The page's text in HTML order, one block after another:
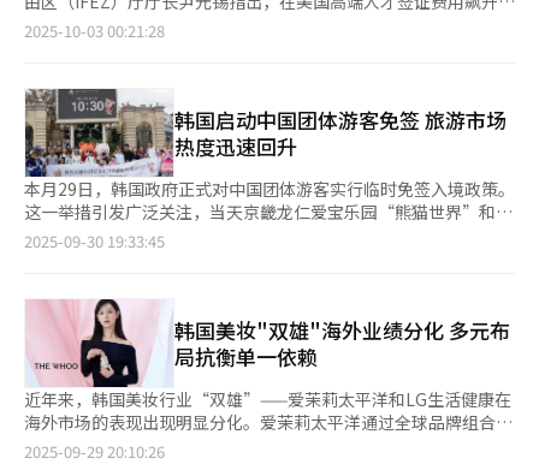
增57.3%至17.0514万辆。业界分析认为，这标志着韩国电动汽车
市场已突破“鸿沟”（Chasm，暂时性需求停滞），步入全面普
25.5%和16.3%。 韩国整车行业计划依托第四季度新车上市及年末
促销活动，全力扭转去年市场低迷态势。业界人士表示：“自特朗
普政府全面实施加征关税政策以来，国内市场的重要性愈发明
显。”
务的盈利基础，并以中国作为核心市场之一，探索中长期增长路
径。 在消费分层加速与“功效型护肤”趋势蔓延的背景下，
中国市场的重要动作。该产品以“修护肌肤屏障”为核心概念，搭
载爱敬自主研发的依克多因复合配方，聚焦底妆与护肤融合的新需
求。据悉，该系列在保湿和持妆方面进行了技术改良，重点改善干
燥、浮粉等底妆问题。 该产品已率先登陆中国市场，并将面向即
将到来的“双十一”购物节展开重点推广。AGE20’S品牌相关负
责人表示，产品在上市前通过焦点小组讨论（FGD）分析消费者需
求，从配方到包装均结合中国市场偏好进行了本地化设计。 然
而，品牌回暖的同时，电商渠道竞争仍在持续加剧。韩国流通业界
销售榜首，但今年8月已下滑至第三位。 值得关注的是，去年市场
主流仍集中于“控油+持妆”功效，而今年则转向“持妆+保
湿”“持妆+滋润”等复合型底妆产品。此外，天猫气垫整体销量
同比锐减52%，而销量排名前十的韩国品牌降幅更是高达70%。
这不仅反映出市场整体热度下降，也凸显消费者需求的细分化，对
韩国品牌的产品创新与市场应变能力提出了更高要求。 业内人士
指出，韩国品牌若要重新夺回中国市场，需要跳出“单一爆品”逻
辑，通过功效创新与内容传播并行，重塑消费者对品牌的持续关注
硅谷出现人才外流迹象的背景下，韩国正迎来一次重要机遇。 尹
划，抢占先机。 自2003年涵盖松岛、青罗和永宗三地以来，IFEZ
已连续20多年吸引外国直接投资（FDI），累计规模超过100亿美
元。生物、物流和金融一直是其增长主力，但随着可用土地趋于饱
和，增势逐渐放缓。尹元锡指出，未来的发展重点必须从单纯引进
资金转向吸引高端人才。 他认为，IFEZ未来需要吸引的不仅是资
本，更应汇聚研究者、设计师和创作者等高端人才。他指出，虽然
引进Meta韩国分公司很重要，但如果能吸引曾与扎克伯格共事的
人才，其价值可能更高。 尹元锡表示，目前正值关键时刻。美国
续费定为10万美元，该签证是外国高端人才进入美国的主要通道。
数据显示，近期获批者中约三分之二从事计算机和IT领域，其中印
度籍占71%，中国籍占12%。 他分析称，随着美国加强监管，部
分人才开始流出硅谷。如果能够吸引这些人才到仁川，将有助于韩
国在AI竞争中占据优势。同时，IFEZ已具备国际学校、海外高校分
校、研发中心以及产学研结合的创新企业，为全球高端人才提供了
理想发展环境。 尹元锡总结了IFEZ的五大优势：以生物工程为基
础的制造生态、国际化教育设施、企业与高校的紧密联动、以港口
2025-10-03 00:21:28
韩国启动中国团体游客免签 旅游市场
热度迅速回升
本月29日，韩国政府正式对中国团体游客实行临时免签入境政策。
这一举措引发广泛关注，当天京畿龙仁爱宝乐园“熊猫世界”和首
尔主要免税店等热门景点均出现中国游客明显增多的情况。 在韩
母“乐宝”和“爱宝”是2014年中国国家主席习近平访韩时赠送
的礼物，是中韩友好的象征。旅游行业认为，“福宝效应”在一定
程度上对中国游客的赴韩热情起到推动作用。 根据韩国新政，自9
月29日至明年6月30日，三人以上的中国团体游客可享免签入境，
最长可以在韩停留15天。分析认为，此举是推动疫后中韩旅游交流
重启的重要信号。韩国政府预计，通过免签政策，今年访韩外籍游
客数量或首次突破2000万人次。韩国旅游发展局数据显示，今年
上半年外籍游客达到883万人次，创下历史新高，其中中国游客为
2025-09-30 19:33:45
韩国美妆"双雄"海外业绩分化 多元布
局抗衡单一依赖
近年来，韩国美妆行业“双雄”——爱茉莉太平洋和LG生活健康在
海外市场的表现出现明显分化。爱茉莉太平洋通过全球品牌组合优
化和多元化市场布局，实现稳健增长；而LG生活健康则仍以中国
2025-09-29 20:10:26